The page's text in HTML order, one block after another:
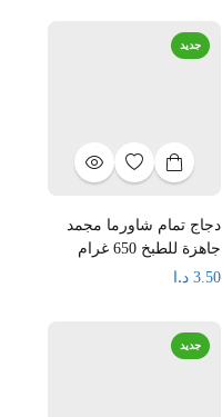
جديد
دجاج تمام شاورما مجمد
جاهزة للطبخ 650 غرام
3.50 د.ا
جديد